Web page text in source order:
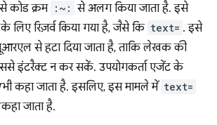
कोड क्रम :~: से अलग किया जाता है. इसे
लिए रिज़र्व किया गया है, जैसे कि text= . इसे
से हटा दिया जाता है, ताकि लेखक की
इससे इंटरैक्ट न कर सकें. उपयोगकर्ता एजेंट के
भी कहा जाता है. इसलिए, इस मामले में text=
जाता है.